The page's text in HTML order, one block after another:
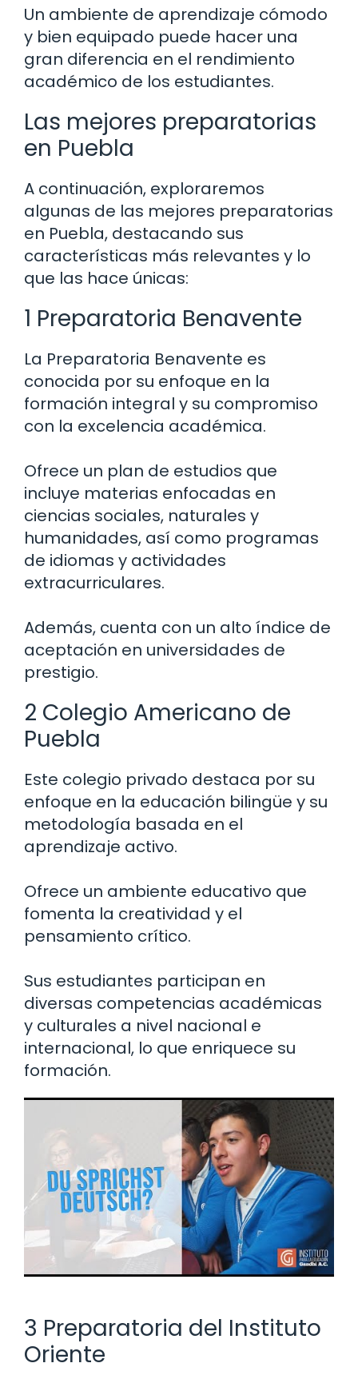
Un ambiente de aprendizaje cómodo
y bien equipado puede hacer una
gran diferencia en el rendimiento
académico de los estudiantes.
Las mejores preparatorias
en Puebla
A continuación, exploraremos
algunas de las mejores preparatorias
en Puebla, destacando sus
características más relevantes y lo
que las hace únicas:
1 Preparatoria Benavente
La Preparatoria Benavente es
conocida por su enfoque en la
formación integral y su compromiso
con la excelencia académica.
Ofrece un plan de estudios que
incluye materias enfocadas en
ciencias sociales, naturales y
humanidades, así como programas
de idiomas y actividades
extracurriculares.
Además, cuenta con un alto índice de
aceptación en universidades de
prestigio.
2 Colegio Americano de
Puebla
Este colegio privado destaca por su
enfoque en la educación bilingüe y su
metodología basada en el
aprendizaje activo.
Ofrece un ambiente educativo que
fomenta la creatividad y el
pensamiento crítico.
Sus estudiantes participan en
diversas competencias académicas
y culturales a nivel nacional e
internacional, lo que enriquece su
formación.
3 Preparatoria del Instituto
Oriente